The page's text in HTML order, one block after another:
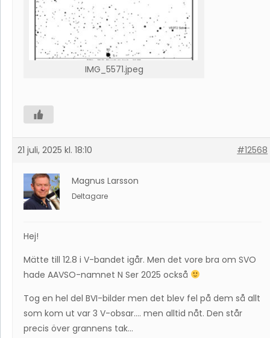
IMG_5571.jpeg
21 juli, 2025 kl. 18:10 #12568
Magnus Larsson
Deltagare
Hej!
Mätte till 12.8 i V-bandet igår. Men det vore bra om SVO
hade AAVSO-namnet N Ser 2025 också
Tog en hel del BVI-bilder men det blev fel på dem så allt
som kom ut var 3 V-obsar…. men alltid nåt. Den står
precis över grannens tak…